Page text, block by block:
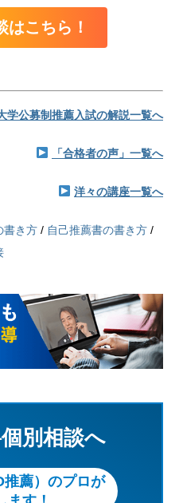
はこちら！
学公募制推薦入試の解説一覧へ
「合格者の声」一覧へ
洋々の講座一覧へ
書き方 / 自己推薦書の書き方 /
別相談へ
薦）のプロが